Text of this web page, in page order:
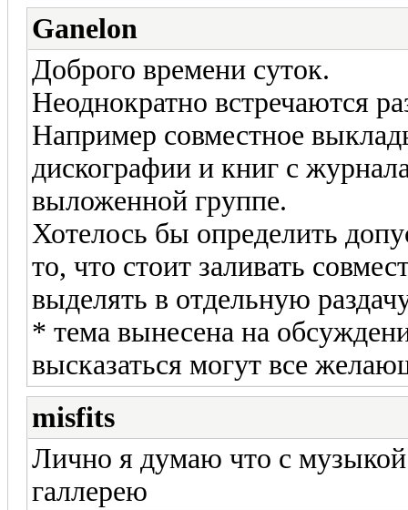
Ganelon
Доброго времени суток.
Неоднократно встречаются
Например совместное
дискографии и книг с
выложенной группе.
Хотелось бы определить
то, что стоит заливать
выделять в отдельную
* тема вынесена на
высказаться могут все
misfits
Лично я думаю что с
галлерею